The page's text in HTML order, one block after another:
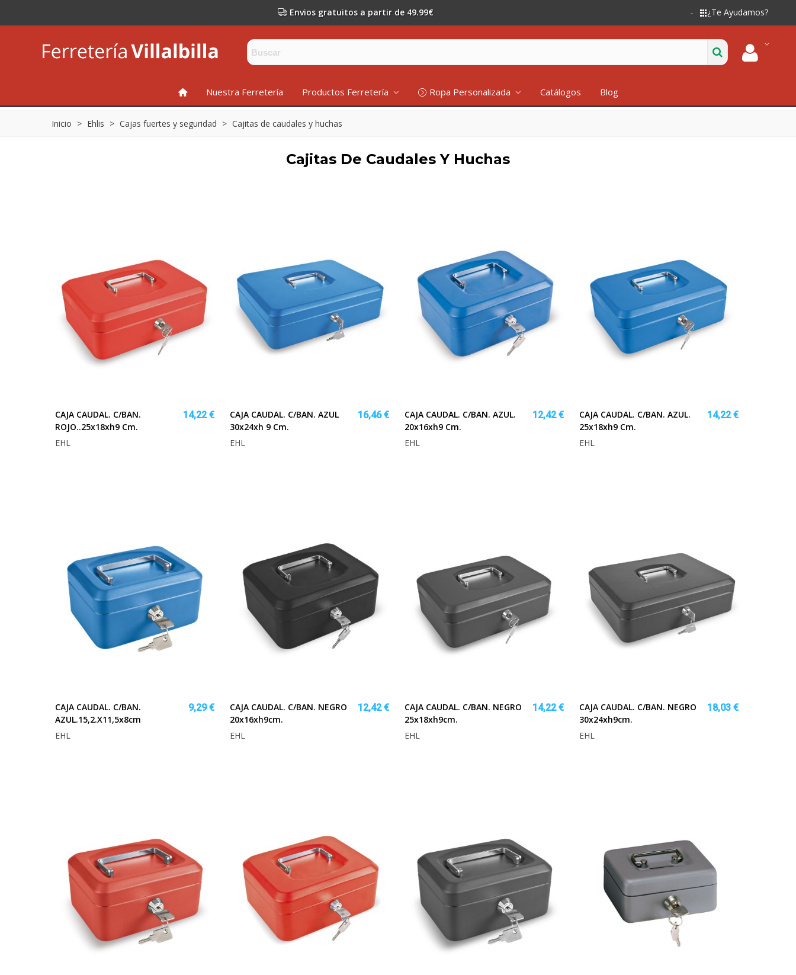
Envios gratuitos a partir de 49.99€ ¿Te Ayudamos?
INICIONuestra Ferretería Productos Ferretería Ropa Personalizada Catálogos Blog
Inicio > Ehlis > Cajas fuertes y seguridad > Cajitas de caudales y huchas
Cajitas De Caudales Y Huchas
CAJA CAUDAL. C/BAN.
ROJO..25x18xh9 Cm.
14,22 €
EHL
CAJA CAUDAL. C/BAN. AZUL
30x24xh 9 Cm.
16,46 €
EHL
CAJA CAUDAL. C/BAN. AZUL.
20x16xh9 Cm.
12,42 €
EHL
CAJA CAUDAL. C/BAN. AZUL.
25x18xh9 Cm.
14,22 €
EHL
CAJA CAUDAL. C/BAN.
AZUL.15,2.x11,5x8cm
9,29 €
EHL
CAJA CAUDAL. C/BAN. NEGRO
20x16xh9cm.
12,42 €
EHL
CAJA CAUDAL. C/BAN. NEGRO
25x18xh9cm.
14,22 €
EHL
CAJA CAUDAL. C/BAN. NEGRO
30x24xh9cm.
18,03 €
EHL